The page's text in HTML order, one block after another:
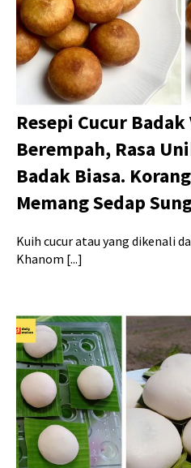
Resepi Cucur Badak
Berempah, Rasa
Badak Biasa.
Memang Sedap
Kuih cucur atau yang dikenali
Khanom [...]